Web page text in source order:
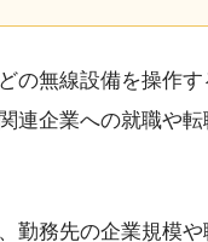
の無線設備を操作
連企業への就職や
勤務先の企業規模や